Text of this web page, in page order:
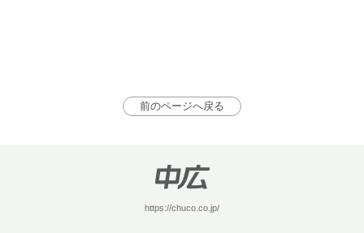
前のページへ戻る
https://chuco.co.jp/